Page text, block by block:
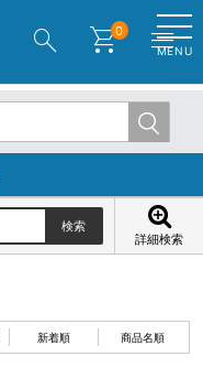
MENU
search shopping_cart0 menu
詳細検索
新着順 商品名順